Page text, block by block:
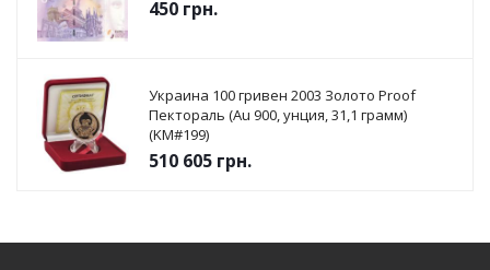
450 грн.
Украина 100 гривен 2003 Золото Proof
Пектораль (Au 900, унция, 31,1 грамм)
(KM#199)
510 605 грн.